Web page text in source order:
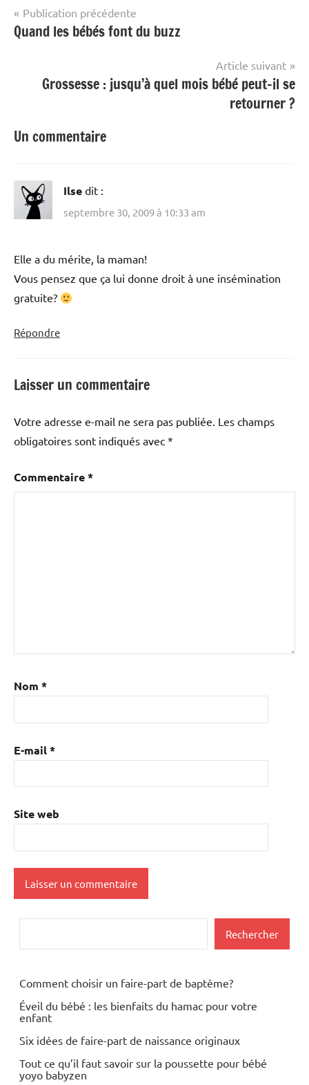
Navigation
de
Publication précédente
Quand les bébés font du buzz
Article suivant
Grossesse : jusqu’à quel mois bébé peut-il se
retourner ?
Un commentaire
Ilse dit :
septembre 30, 2009 à 10:33 am
Elle a du mérite, la maman!
Vous pensez que ça lui donne droit à une insémination
gratuite?
Répondre
Laisser un commentaire
Votre adresse e-mail ne sera pas publiée. Les champs
obligatoires sont indiqués avec *
Commentaire*
Nom *
E-mail*
Site web
Rechercher
Comment choisir un faire-part de baptême?
Éveil du bébé : les bienfaits du hamac pour votre
enfant
Six idées de faire-part de naissance originaux
Tout ce qu’il faut savoir sur la poussette pour bébé
yoyo babyzen